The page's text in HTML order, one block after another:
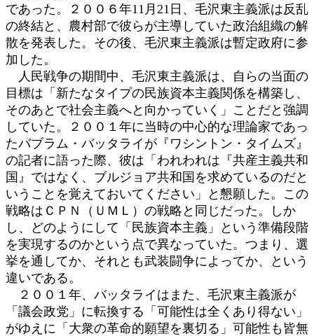
であった。２００６年11月21日、毛沢東主義派は反乱
の終結と、農村部で彼らが主導していた政治組織の解
散を発表した。その後、毛沢東主義派は暫定政府に参
加した。
人民戦争の期間中、毛沢東主義派は、自らの当面の
目標は「新たなタイプの民族資本主義関係を構築し、
そのあとで社会主義へと向かっていく」ことだと強調
していた。２００１年に当時の中心的な理論家であっ
たバブラム・バッタライが『ワシントン・タイムズ』
の記者に語った際、彼は「われわれは『共産主義共和
国』ではなく、ブルジョア共和国を求めているのだと
いうことを覚えておいてください」と懇願した。この
戦略はＣＰＮ（ＵＭＬ）の戦略と同じだった。しか
し、どのようにして「民族資本主義」という準備段階
を実現するのかという点で異なっていた。つまり、選
挙を通してか、それとも武装闘争によってか、という
違いである。
２００１年、バッタライはまた、毛沢東主義派が
「議会政党」に転換する「可能性は全くあり得ない」
がゆえに「大衆の革命的願望を裏切る」可能性も皆無